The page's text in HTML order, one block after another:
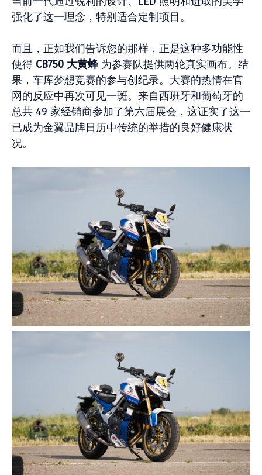
强化了这一理念，特别适合定制项目。
而且，正如我们告诉您的那样，正是这种多功能性
使得 CB750 大黄蜂为参赛队提供两轮真实画布。结
果，车库梦想竞赛的参与创纪录。大赛的热情在官
网的反应中再次可见一斑。来自西班牙和葡萄牙的
总共 49 家经销商参加了第六届展会，这证实了这一
已成为金翼品牌日历中传统的举措的良好健康状
况。